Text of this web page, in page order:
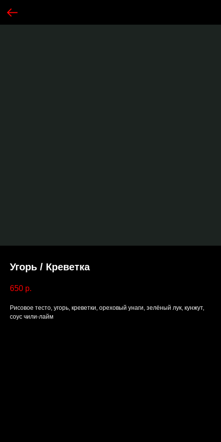
Угорь / Креветка
650 р.
Рисовое тесто, угорь, креветки, ореховый унаги, зелёный лук, кунжут,
соус чили-лайм